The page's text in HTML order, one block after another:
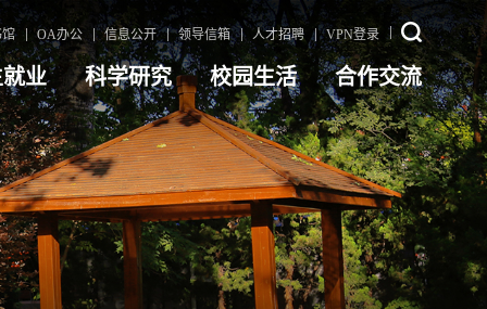
OA办公 信息公开 领导信箱 人才招聘 VPN登录
业 科学研究 校园生活 合作交流